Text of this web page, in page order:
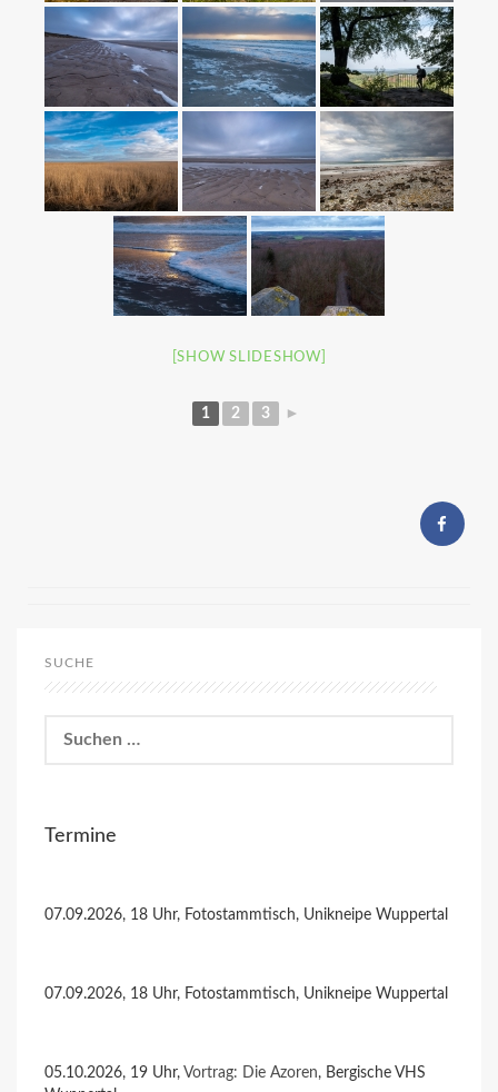
[SHOW SLIDESHOW]
1 2 3 ►
SUCHE
nach:
Termine
07.09.2026, 18 Uhr, Fotostammtisch, Unikneipe Wuppertal
07.09.2026, 18 Uhr, Fotostammtisch, Unikneipe Wuppertal
05.10.2026, 19 Uhr, Vortrag: Die Azoren, Bergische VHS